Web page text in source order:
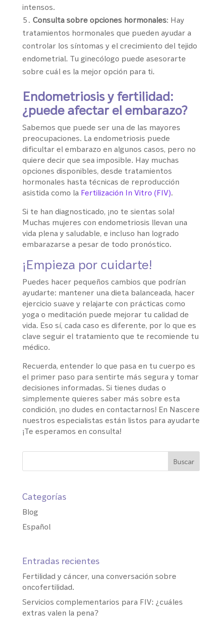
intensos.
Consulta sobre opciones hormonales: Hay
tratamientos hormonales que pueden ayudar a
controlar los síntomas y el crecimiento del tejido
endometrial. Tu ginecólogo puede asesorarte
sobre cuál es la mejor opción para ti.
Endometriosis y fertilidad:
¿puede afectar el embarazo?
Sabemos que puede ser una de las mayores
preocupaciones. La endometriosis puede
dificultar el embarazo en algunos casos, pero no
quiere decir que sea imposible. Hay muchas
opciones disponibles, desde tratamientos
hormonales hasta técnicas de reproducción
asistida como laFertilización In Vitro (FIV).
Si te han diagnosticado, ¡no te sientas sola!
Muchas mujeres con endometriosis llevan una
vida plena y saludable, e incluso han logrado
embarazarse a pesar de todo pronóstico.
¡Empieza por cuidarte!
Puedes hacer pequeños cambios que podrían
ayudarte: mantener una dieta balanceada, hacer
ejercicio suave y relajarte con prácticas como
yoga o meditación puede mejorar tu calidad de
vida. Eso sí, cada caso es diferente, por lo que es
clave seguir el tratamiento que te recomiende tu
médico.
Recuerda, entender lo que pasa en tu cuerpo es
el primer paso para sentirte más segura y tomar
decisiones informadas. Si tienes dudas o
simplemente quieres saber más sobre esta
condición, ¡no dudes en contactarnos! En Nascere
nuestros especialistas están listos para ayudarte
¡Te esperamos en consulta!
Categorías
Blog
Español
Entradas recientes
Fertilidad y cáncer, una conversación sobre
oncofertilidad.
Servicios complementarios para FIV: ¿cuáles
extras valen la pena?